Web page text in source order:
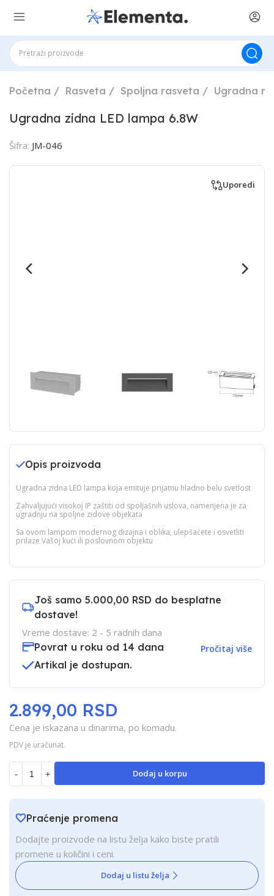
Početna Rasveta Spoljna rasveta Ugradna
Ugradna zidna LED lampa 6.8W
Šifra: JM-046
Uporedi
Opis proizvoda
Ugradna zidna LED lampa koja emituje prijatnu hladno belu svetlost
Zahvaljujući visokoj IP zaštiti od spoljašnih uslova, namenjena je za
ugradnju na spoljne zidove objekata
Sa ovom lampom modernog dizajna i oblika, ulepšaćete i osvetliti
prilaze Vašoj kući ili poslovnom objektu
Još samo 5.000,00 RSD do besplatne
dostave!
Vreme dostave: 2 - 5 radnih dana
Povrat u roku od 14 dana
Pročitaj više
Artikal je dostupan.
Cena je iskazana u dinarima, po komadu.
PDV je uračunat.
2.899,00 RSD
- + Dodaj u korpu
Praćenje promena
Dodajte proizvode na listu želja kako biste pratili
promene u količini i ceni.
Dodaj u listu želja